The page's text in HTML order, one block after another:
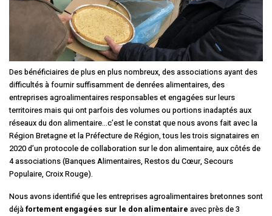
Des bénéficiaires de plus en plus nombreux, des associations ayant des
difficultés à fournir suffisamment de denrées alimentaires, des
entreprises agroalimentaires responsables et engagées sur leurs
territoires mais qui ont parfois des volumes ou portions inadaptés aux
réseaux du don alimentaire…c’est le constat que nous avons fait avec la
Région Bretagne et la Préfecture de Région, tous les trois signataires en
2020 d’un protocole de collaboration sur le don alimentaire, aux côtés de
4 associations (Banques Alimentaires, Restos du Cœur, Secours
Populaire, Croix Rouge).
Nous avons identifié que les entreprises agroalimentaires bretonnes sont
déjàfortement engagées sur le don alimentaire avec près de 3